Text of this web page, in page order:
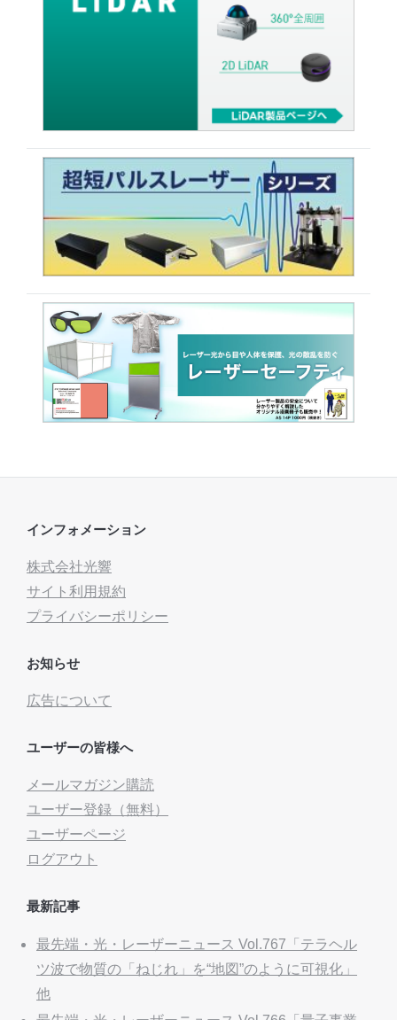
インフォメーション
株式会社光響
サイト利用規約
プライバシーポリシー
お知らせ
広告について
ユーザーの皆様へ
メールマガジン購読
ユーザー登録（無料）
ユーザーページ
ログアウト
最新記事
最先端・光・レーザーニュース Vol.767「テラヘル
ツ波で物質の「ねじれ」を“地図”のように可視化」
他